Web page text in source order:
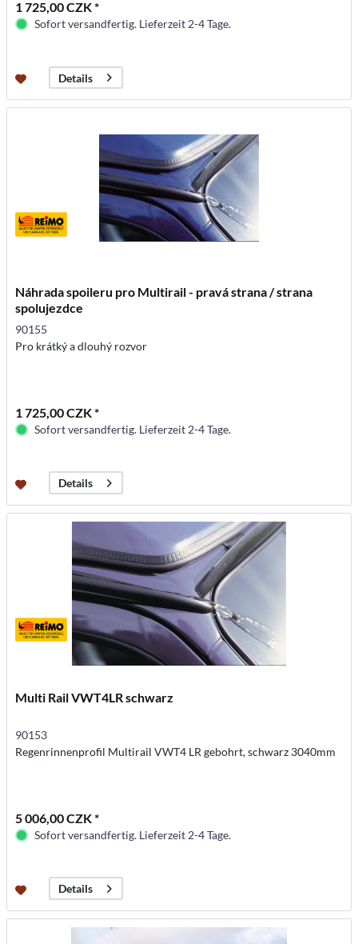
1 725,00 CZK *
Sofort versandfertig. Lieferzeit 2-4 Tage.
Details
Náhrada spoileru pro Multirail - pravá strana / strana
spolujezdce
90155
Pro krátký a dlouhý rozvor
1 725,00 CZK *
Sofort versandfertig. Lieferzeit 2-4 Tage.
Details
Multi Rail VWT4LR schwarz
90153
Regenrinnenprofil Multirail VWT4 LR gebohrt, schwarz 3040mm
5 006,00 CZK *
Sofort versandfertig. Lieferzeit 2-4 Tage.
Details